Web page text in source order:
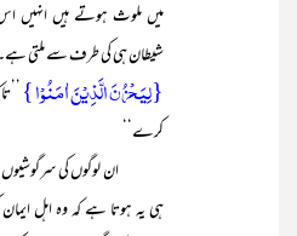
میں ملوث ہوتے ہیں انہیں
شیطان ہی کی طرف سے ملتی
{لِیَحۡزُنَ الَّذِیۡنَ اٰمَنُوۡا }
کرے‘‘
ان لوگوں کی سرگوشیوں
ہی یہ ہوتا ہے کہ وہ اہل ایمان